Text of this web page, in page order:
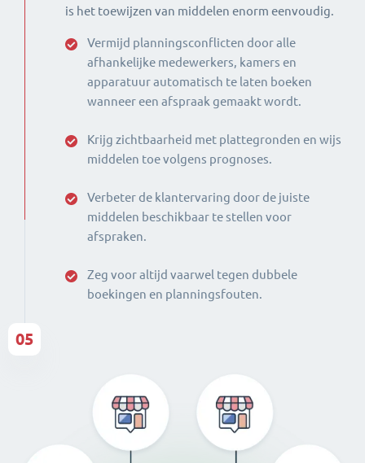
is het toewijzen van middelen enorm eenvoudig.
Vermijd planningsconflicten door alle
afhankelijke medewerkers, kamers en
apparatuur automatisch te laten boeken
wanneer een afspraak gemaakt wordt.
Krijg zichtbaarheid met plattegronden en wijs
middelen toe volgens prognoses.
Verbeter de klantervaring door de juiste
middelen beschikbaar te stellen voor
afspraken.
Zeg voor altijd vaarwel tegen dubbele
boekingen en planningsfouten.
05